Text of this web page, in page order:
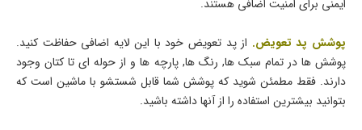
ایمنی برای امنیت اضافی هستند.
پوشش پد تعویض. از پد تعویض خود با این لایه اضافی حفاظت کنید.
پوشش ها در تمام سبک ها, رنگ ها, پارچه ها و از حوله ای تا کتان وجود
دارند. فقط مطمئن شوید که پوشش شما قابل شستشو با ماشین است که
بتوانید بیشترین استفاده را از آنها داشته باشید.